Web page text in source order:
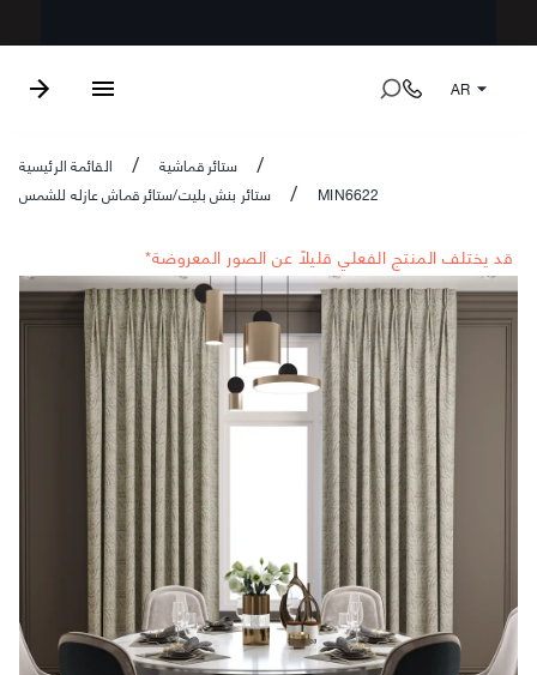
AR
القائمة الرئيسية / ستائر قماشية /
ستائر بنش بليت/ستائر قماش عازله للشمس / MIN6622
*قد يختلف المنتج الفعلي قليلاً عن الصور المعروضة